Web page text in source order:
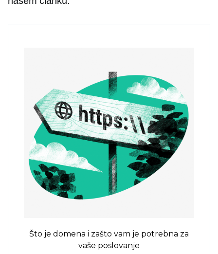
Što je domena i zašto vam je potrebna za
vaše poslovanje